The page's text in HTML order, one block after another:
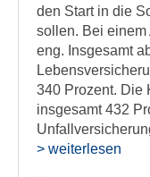
den Start in die
sollen. Bei einem
eng. Insgesamt
340 Prozent. Die
insgesamt 432
> weiterlesen